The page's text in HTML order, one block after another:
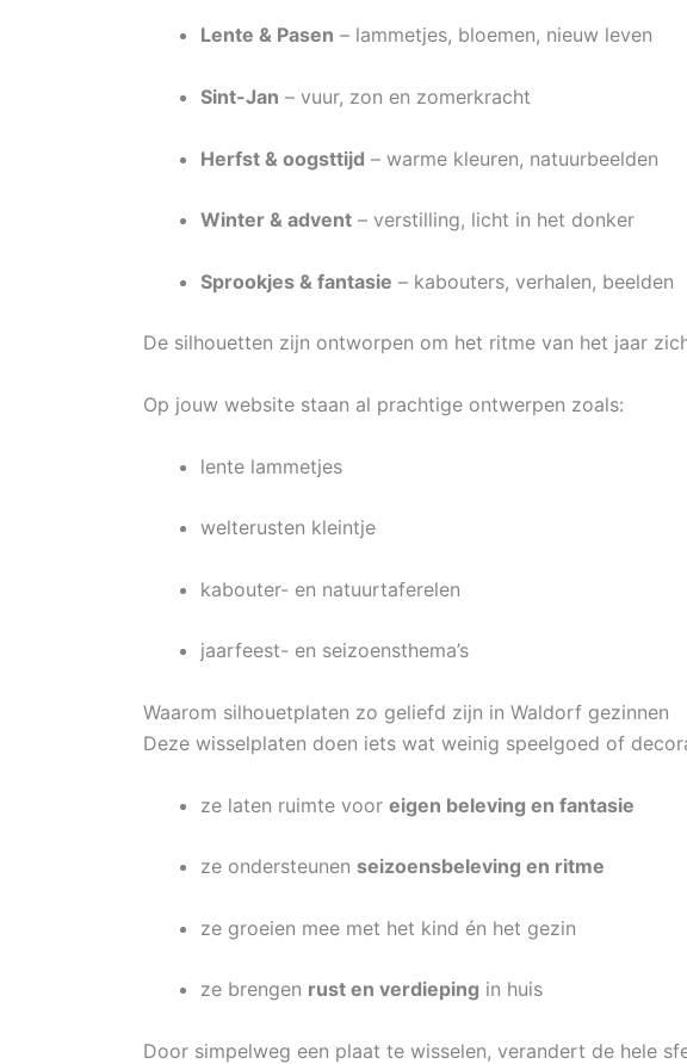
Lente & Pasen – lammetjes, bloemen, nieuw leven
Sint-Jan – vuur, zon en zomerkracht
Herfst & oogsttijd – warme kleuren, natuurbeelden
Winter & advent – verstilling, licht in het donker
Sprookjes & fantasie – kabouters, verhalen, beelden
De silhouetten zijn ontworpen om het ritme van het jaar
Op jouw website staan al prachtige ontwerpen zoals:
lente lammetjes
welterusten kleintje
kabouter- en natuurtaferelen
jaarfeest- en seizoensthema’s
Waarom silhouetplaten zo geliefd zijn in Waldorf gezinnen
Deze wisselplaten doen iets wat weinig speelgoed of
ze laten ruimte voor eigen beleving en fantasie
ze ondersteunen seizoensbeleving en ritme
ze groeien mee met het kind én het gezin
ze brengen rust en verdieping in huis
Door simpelweg een plaat te wisselen, verandert de hele